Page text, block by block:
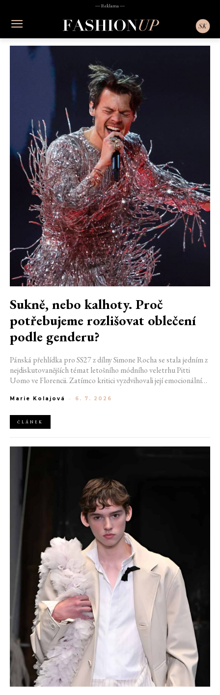
― Reklama ―
Sukně, nebo kalhoty. Proč
potřebujeme rozlišovat oblečení
podle genderu?
Pánská přehlídka pro SS27 z dílny Simone Rocha se stala jedním z
nejdiskutovanějších témat letošního módního veletrhu Pitti
Uomo ve Florencii. Zatímco kritici vyzdvihovali její emocionální
se znovu rozhořela známá debata o genderu. Je to ještě pánská
Marie Kolajová - 6. 7. 2026
ČLÁNEK